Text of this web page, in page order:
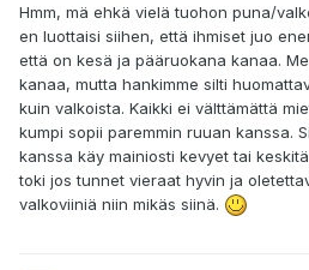
Hmm, mä ehkä vielä tuohon puna/
en luottaisi siihen, että ihmiset juo
että on kesä ja pääruokana kanaa.
kanaa, mutta hankimme silti
kuin valkoista. Kaikki ei välttämättä
kumpi sopii paremmin ruuan kanssa.
kanssa käy mainiosti kevyet tai
toki jos tunnet vieraat hyvin ja
valkoviiniä niin mikäs siinä.